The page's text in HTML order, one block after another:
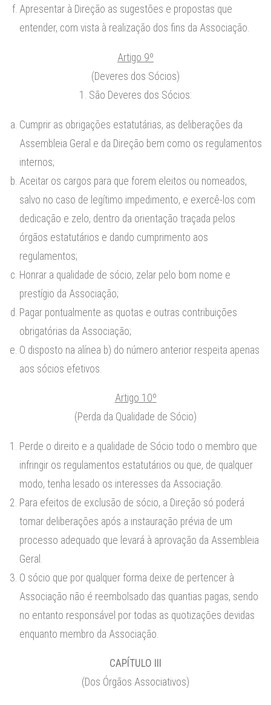
Apresentar à Direção as sugestões e propostas que
entender, com vista à realização dos fins da Associação.
Artigo 9º
(Deveres dos Sócios)
1. São Deveres dos Sócios:
Cumprir as obrigações estatutárias, as deliberações da
Assembleia Geral e da Direção bem como os regulamentos
internos;
Aceitar os cargos para que forem eleitos ou nomeados,
salvo no caso de legítimo impedimento, e exercê-los com
dedicação e zelo, dentro da orientação traçada pelos
órgãos estatutários e dando cumprimento aos
regulamentos;
Honrar a qualidade de sócio, zelar pelo bom nome e
prestígio da Associação;
Pagar pontualmente as quotas e outras contribuições
obrigatórias da Associação;
O disposto na alínea b) do número anterior respeita apenas
aos sócios efetivos.
Artigo 10º
(Perda da Qualidade de Sócio)
Perde o direito e a qualidade de Sócio todo o membro que
infringir os regulamentos estatutários ou que, de qualquer
modo, tenha lesado os interesses da Associação.
Para efeitos de exclusão de sócio, a Direção só poderá
tomar deliberações após a instauração prévia de um
processo adequado que levará à aprovação da Assembleia
Geral.
O sócio que por qualquer forma deixe de pertencer à
Associação não é reembolsado das quantias pagas, sendo
no entanto responsável por todas as quotizações devidas
enquanto membro da Associação.
CAPÍTULO III
(Dos Órgãos Associativos)